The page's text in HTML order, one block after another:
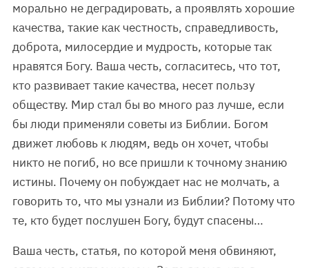
морально не деградировать, а проявлять хорошие
качества, такие как честность, справедливость,
доброта, милосердие и мудрость, которые так
нравятся Богу. Ваша честь, согласитесь, что тот,
кто развивает такие качества, несет пользу
обществу. Мир стал бы во много раз лучше, если
бы люди применяли советы из Библии. Богом
движет любовь к людям, ведь он хочет, чтобы
никто не погиб, но все пришли к точному знанию
истины. Почему он побуждает нас не молчать, а
говорить то, что мы узнали из Библии? Потому что
те, кто будет послушен Богу, будут спасены…
Ваша честь, статья, по которой меня обвиняют,